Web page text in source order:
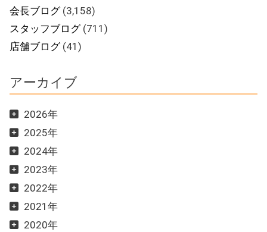
会長ブログ(3,158)
スタッフブログ(711)
店舗ブログ(41)
アーカイブ
2026年
2025年
2024年
2023年
2022年
2021年
2020年